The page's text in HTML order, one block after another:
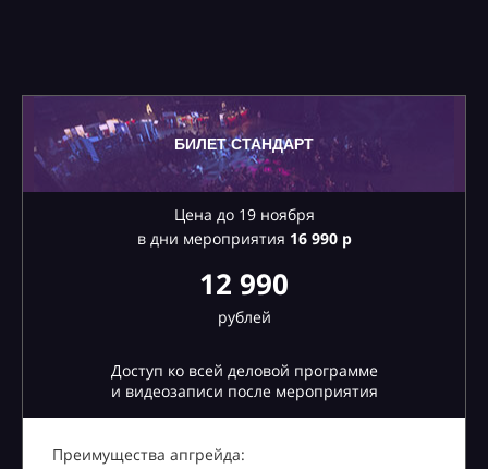
БИЛЕТ СТАНДАРТ
Цена до 19 ноября
в дни мероприятия 16990 р
12 990
рублей
Доступ ко всей деловой программе
и видеозаписи после мероприятия
Преимущества апгрейда: